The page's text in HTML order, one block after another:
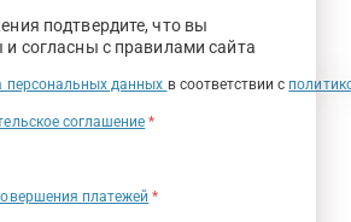
подтвердите, что вы
согласны с правилами сайта
персональных данных в соответствии с
соглашение *
платежей *